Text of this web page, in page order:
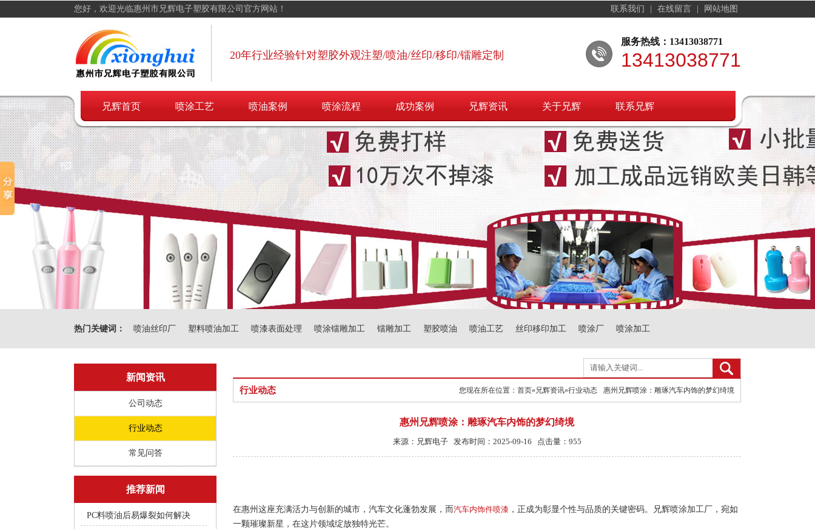
您好，欢迎光临惠州市兄辉电子塑胶有限公司官方网站！ 联系我们 在线留言 网站地图
20年行业经验针对塑胶外观注塑/喷油/丝印/移印/镭雕定制
服务热线：13413038771
13413038771
兄辉首页 喷涂工艺 喷油案例 喷涂流程 成功案例 兄辉资讯 关于兄辉 联系兄辉
热门关键词： 喷油丝印厂 塑料喷油加工 喷漆表面处理 喷涂镭雕加工 镭雕加工 塑胶喷油 喷油工艺 丝印移印加工 喷涂厂 喷涂加工
新闻资讯
公司动态
行业动态
常见问答
推荐新闻
PC料喷油后易爆裂如何解决
您现在所在位置： 首页»兄辉资讯»行业动态 惠州兄辉喷涂：雕琢汽车内饰的梦幻绮境
行业动态
惠州兄辉喷涂：雕琢汽车内饰的梦幻绮境
来源：兄辉电子 发布时间：2025-09-16 点击量：955
在惠州这座充满活力与创新的城市，汽车文化蓬勃发展，而汽车内饰件喷漆 ，正成为彰显个性与品质的关键密码。兄辉喷涂加工厂，宛如
一颗璀璨新星，在这片领域绽放独特光芒。